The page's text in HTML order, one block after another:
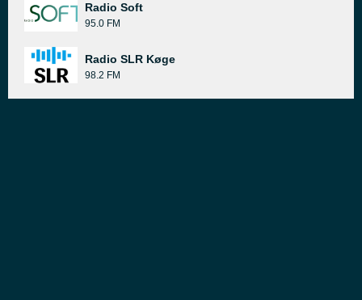
Radio Soft
95.0 FM
Radio SLR Køge
98.2 FM